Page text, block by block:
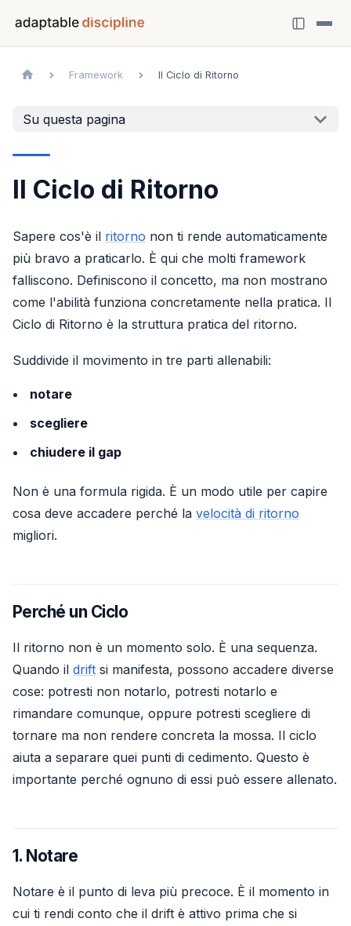
Framework Il Ciclo di Ritorno
Su questa pagina
Il Ciclo di Ritorno
Sapere cos'è il ritorno non ti rende automaticamente
più bravo a praticarlo. È qui che molti framework
falliscono. Definiscono il concetto, ma non mostrano
come l'abilità funziona concretamente nella pratica. Il
Ciclo di Ritorno è la struttura pratica del ritorno.
Suddivide il movimento in tre parti allenabili:
notare
scegliere
chiudere il gap
Non è una formula rigida. È un modo utile per capire
cosa deve accadere perché la velocità di ritorno
migliori.
Perché un Ciclo
Il ritorno non è un momento solo. È una sequenza.
Quando il drift si manifesta, possono accadere diverse
cose: potresti non notarlo, potresti notarlo e
rimandare comunque, oppure potresti scegliere di
tornare ma non rendere concreta la mossa. Il ciclo
aiuta a separare quei punti di cedimento. Questo è
importante perché ognuno di essi può essere allenato.
1. Notare
Notare è il punto di leva più precoce. È il momento in
cui ti rendi conto che il drift è attivo prima che si